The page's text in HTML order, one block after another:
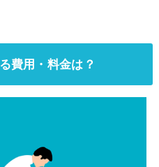
費用・料金は？